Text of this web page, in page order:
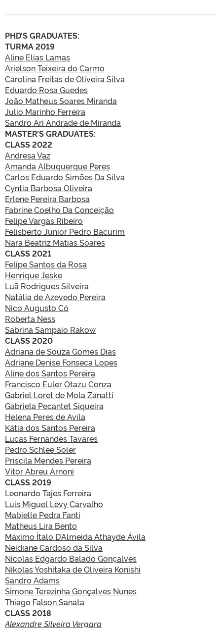
PHD’S GRADUATES:
TURMA 2019
Aline Elias Lamas
Arielson Teixeira do Carmo
Carolina Freitas de Oliveira Silva
Eduardo Rosa Guedes
João Matheus Soares Miranda
Julio Marinho Ferreira
Sandro Ari Andrade de Miranda
MASTER’S GRADUATES:
CLASS 2022
Andresa Vaz
Amanda Albuquerque Peres
Carlos Eduardo Simões Da Silva
Cyntia Barbosa Oliveira
Erlene Pereira Barbosa
Fabrine Coelho Da Conceição
Felipe Vargas Ribeiro
Felisberto Junior Pedro Bacurim
Nara Beatriz Matias Soares
CLASS 2021
Felipe Santos da Rosa
Henrique Jeske
Luã Rodrigues Silveira
Natália de Azevedo Pereira
Nico Augusto Có
Roberta Ness
Sabrina Sampaio Rakow
CLASS 2020
Adriana de Souza Gomes Dias
Adriane Denise Fonseca Lopes
Aline dos Santos Pereira
Francisco Euler Otazu Conza
Gabriel Loret de Mola Zanatti
Gabriela Pecantet Siqueira
Helena Peres de Avila
Kátia dos Santos Pereira
Lucas Fernandes Tavares
Pedro Schlee Soler
Priscila Mendes Pereira
Vitor Abreu Arnoni
CLASS 2019
Leonardo Tajes Ferreira
Luis Miguel Levy Carvalho
Mabielle Pedra Fanti
Matheus Lira Bento
Máximo Ítalo D’Almeida Athayde Ávila
Neidiane Cardoso da Silva
Nicolás Edgardo Balado Gonçalves
Nikolas Yoshitaka de Oliveira Konishi
Sandro Adams
Simone Terezinha Gonçalves Nunes
Thiago Falson Sanata
CLASS 2018
Alexandre Silveira Vergara